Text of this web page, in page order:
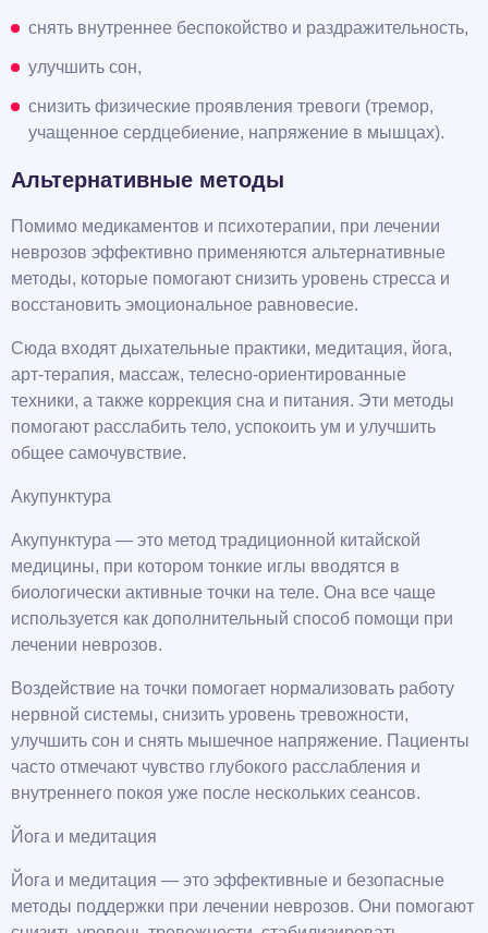
снять внутреннее беспокойство и раздражительность,
улучшить сон,
снизить физические проявления тревоги (тремор,
учащенное сердцебиение, напряжение в мышцах).
Альтернативные методы
Помимо медикаментов и психотерапии, при лечении
неврозов эффективно применяются альтернативные
методы, которые помогают снизить уровень стресса и
восстановить эмоциональное равновесие.
Сюда входят дыхательные практики, медитация, йога,
арт-терапия, массаж, телесно-ориентированные
техники, а также коррекция сна и питания. Эти методы
помогают расслабить тело, успокоить ум и улучшить
общее самочувствие.
Акупунктура
Акупунктура — это метод традиционной китайской
медицины, при котором тонкие иглы вводятся в
биологически активные точки на теле. Она все чаще
используется как дополнительный способ помощи при
лечении неврозов.
Воздействие на точки помогает нормализовать работу
нервной системы, снизить уровень тревожности,
улучшить сон и снять мышечное напряжение. Пациенты
часто отмечают чувство глубокого расслабления и
внутреннего покоя уже после нескольких сеансов.
Йога и медитация
Йога и медитация — это эффективные и безопасные
методы поддержки при лечении неврозов. Они помогают